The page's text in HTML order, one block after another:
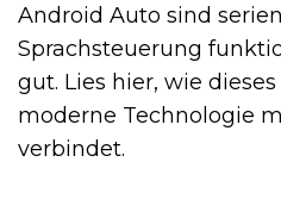
Android Auto sind
Sprachsteuerung
gut. Lies hier, wie
moderne Technologie
verbindet.